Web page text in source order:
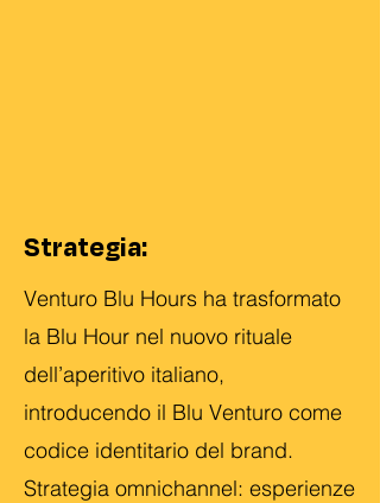
Strategia:
Venturo Blu Hours ha trasformato
la Blu Hour nel nuovo rituale
dell’aperitivo italiano,
introducendo il Blu Venturo come
codice identitario del brand.
Strategia omnichannel: esperienze